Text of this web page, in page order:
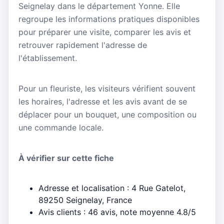
Seignelay dans le département Yonne. Elle
regroupe les informations pratiques disponibles
pour préparer une visite, comparer les avis et
retrouver rapidement l'adresse de
l'établissement.
Pour un fleuriste, les visiteurs vérifient souvent
les horaires, l'adresse et les avis avant de se
déplacer pour un bouquet, une composition ou
une commande locale.
À vérifier sur cette fiche
Adresse et localisation : 4 Rue Gatelot,
89250 Seignelay, France
Avis clients : 46 avis, note moyenne 4.8/5